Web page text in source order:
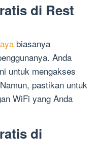
di Rest
biasanya
Anda
untuk mengakses
pastikan untuk
WiFi yang Anda
di